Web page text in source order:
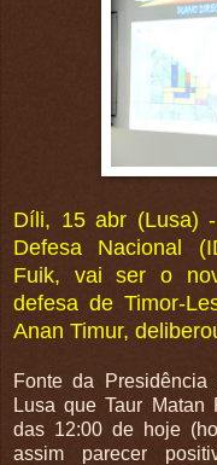
Díli, 15 abr (Lusa)
Defesa Nacional
Fuik, vai ser o
defesa de Timor-
Anan Timur,
Fonte da
Lusa que Taur
das 12:00 de hoje
assim parecer